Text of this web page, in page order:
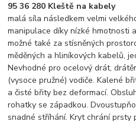
95 36 280 Kleště na kabely
malá síla následkem velmi
manipulace díky nízké hmotnosti
možné také za stísněných
měděných a hliníkových kabelů,
Nevhodné pro ocelový drát,
(vysoce pružné) vodiče. Kalené
a čisté břity bez deformací.
rohatky se západkou.
snadné stříhání. Kryt chrání prsty